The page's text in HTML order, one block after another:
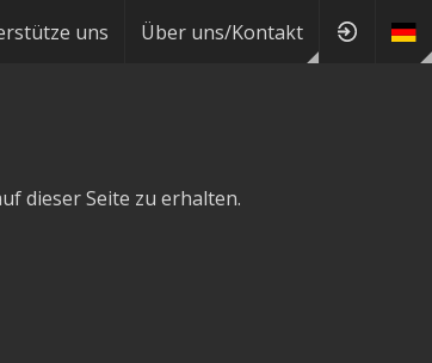
uns Über uns/Kontakt
dieser Seite zu erhalten.